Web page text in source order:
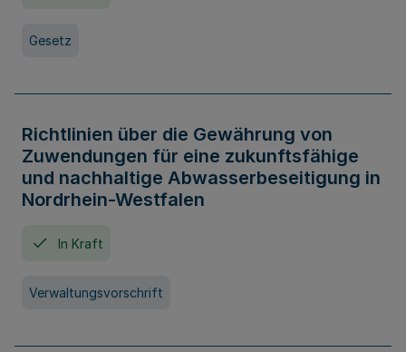
Gesetz
Richtlinien über die Gewährung von
Zuwendungen für eine zukunftsfähige
und nachhaltige Abwasserbeseitigung in
Nordrhein-Westfalen
In Kraft
Verwaltungsvorschrift